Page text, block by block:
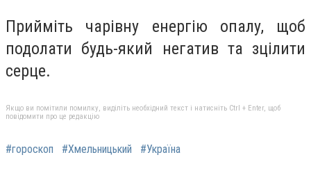
Прийміть чарівну енергію опалу, щоб
подолати будь-який негатив та зцілити
серце.
Якщо ви помітили помилку, виділіть необхідний текст і натисніть Ctrl + Enter, щоб
повідомити про це редакцію
#гороскоп #Хмельницький #Україна